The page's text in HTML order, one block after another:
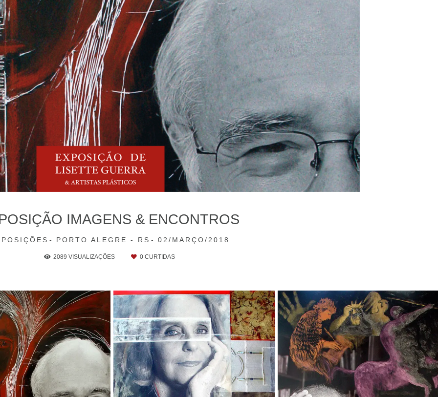
PORTO ALEGRE - RS 02/MARÇO/2018
IMAGENS & ENCONTROS
2089 VISUALIZAÇÕES 0 CURTIDAS